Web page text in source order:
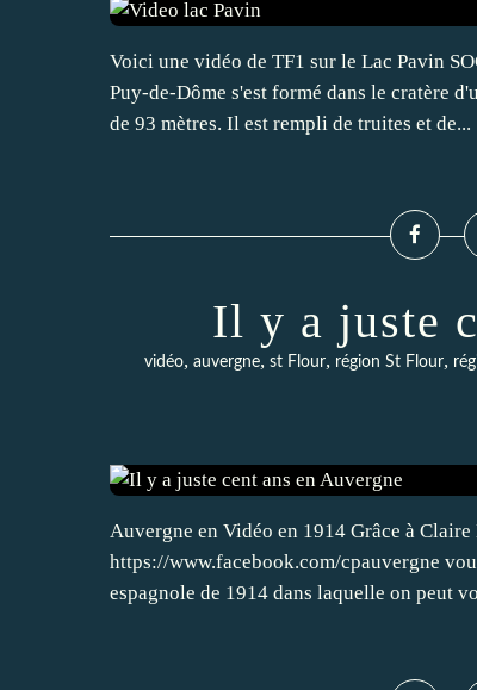
Voici une vidéo de TF1 sur le Lac Pavin
Puy-de-Dôme s'est formé dans le cratère
de 93 mètres. Il est rempli de truites et de...
Il y a juste
vidéo, auvergne, st Flour, région St Flour,
Auvergne en Vidéo en 1914 Grâce à
https://www.facebook.com/cpauvergne
espagnole de 1914 dans laquelle on peut